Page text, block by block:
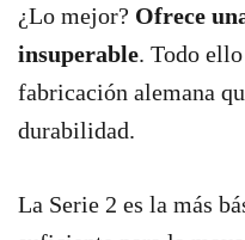
¿Lo mejor? Ofrece
insuperable. Todo
fabricación alemana
durabilidad.
La Serie 2 es la más